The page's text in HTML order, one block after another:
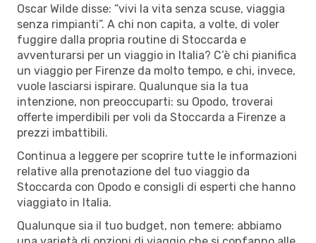
Oscar Wilde disse: “vivi la vita senza scuse, viaggia
senza rimpianti”. A chi non capita, a volte, di voler
fuggire dalla propria routine di Stoccarda e
avventurarsi per un viaggio in Italia? C’è chi pianifica
un viaggio per Firenze da molto tempo, e chi, invece,
vuole lasciarsi ispirare. Qualunque sia la tua
intenzione, non preoccuparti: su Opodo, troverai
offerte imperdibili per voli da Stoccarda a Firenze a
prezzi imbattibili.
Continua a leggere per scoprire tutte le informazioni
relative alla prenotazione del tuo viaggio da
Stoccarda con Opodo e consigli di esperti che hanno
viaggiato in Italia.
Qualunque sia il tuo budget, non temere: abbiamo